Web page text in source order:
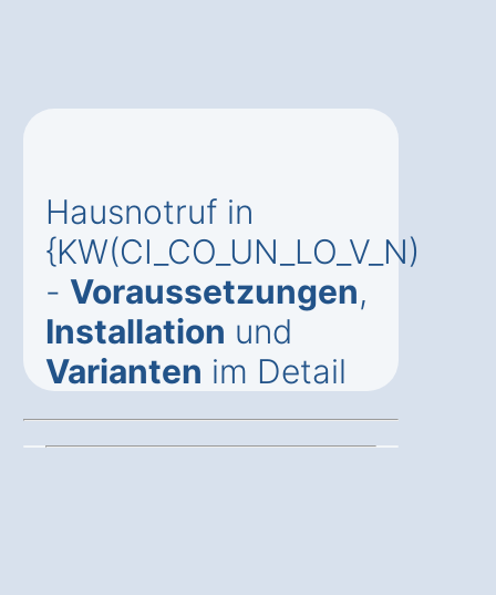
Hausnotruf in
{KW(CI_CO_UN_LO_V_N)
- Voraussetzungen,
Installation und
Varianten im Detail